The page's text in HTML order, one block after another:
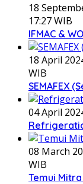
18
17:27 WIB
IFMAC &
18 April
WIB
SEMAFEX
04 April
08 March
WIB
Temui